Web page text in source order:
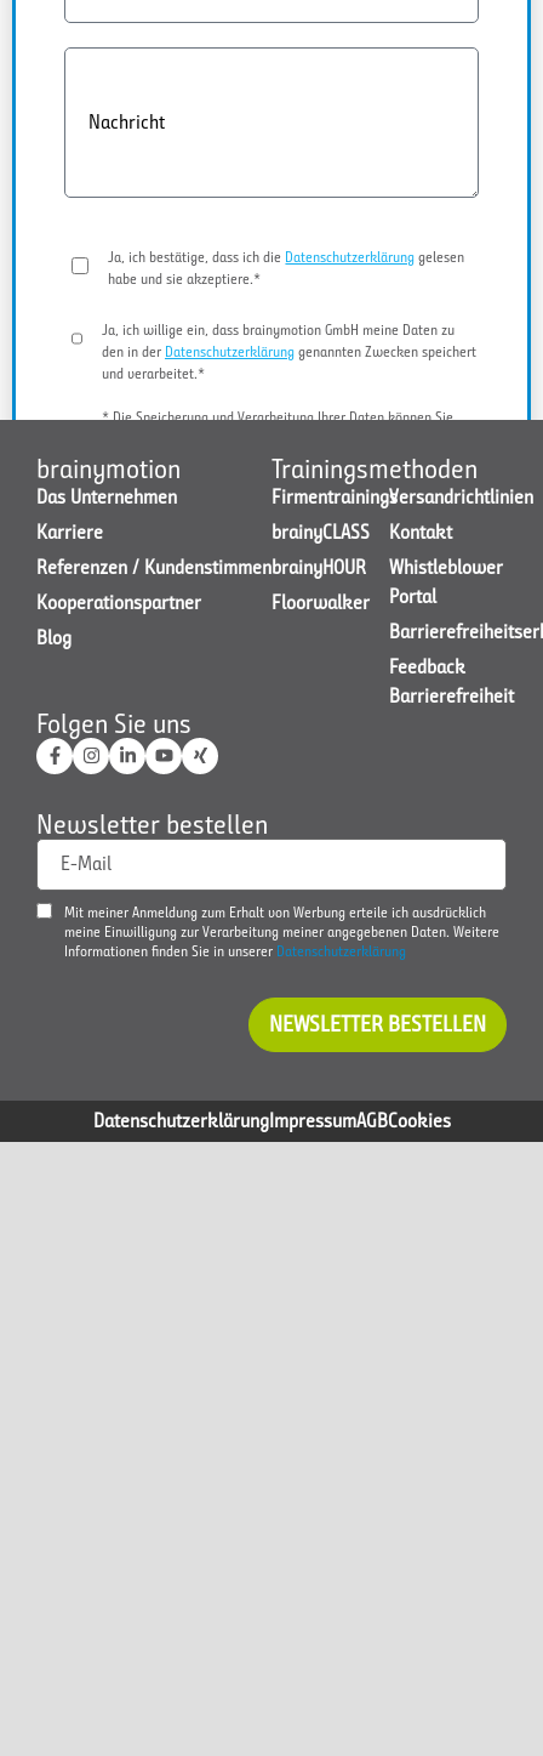
Nachricht
Ja, ich bestätige, dass ich die Datenschutzerklärung gelesen
habe und sie akzeptiere.*
Ja, ich willige ein, dass brainymotion GmbH meine Daten zu
den in der Datenschutzerklärung genannten Zwecken speichert
und verarbeitet.*
* Die Speicherung und Verarbeitung Ihrer Daten können Sie
JETZT KONTAKT AUFNEHMEN
brainymotion
Das Unternehmen
Karriere
Referenzen / Kundenstimmen
Kooperationspartner
Blog
Trainingsmethoden
Firmentrainings
brainyCLASS
brainyHOUR
Floorwalker
Versandrichtlinien
Kontakt
Whistleblower
Portal
Feedback
Barrierefreiheit
Folgen Sie uns
Newsletter bestellen
E-Mail
Mit meiner Anmeldung zum Erhalt von Werbung erteile ich ausdrücklich
meine Einwilligung zur Verarbeitung meiner angegebenen Daten. Weitere
Informationen finden Sie in unserer Datenschutzerklärung
NEWSLETTER BESTELLEN
DatenschutzerklärungImpressumAGBCookies